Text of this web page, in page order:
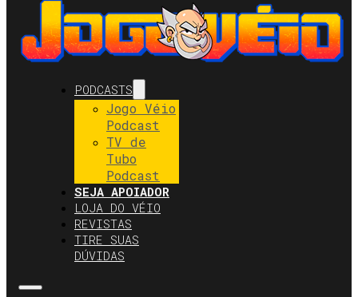
PODCASTS
Jogo Véio
Podcast
TV de
Tubo
Podcast
SEJA APOIADOR
LOJA DO VÉIO
REVISTAS
TIRE SUAS
DÚVIDAS